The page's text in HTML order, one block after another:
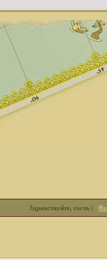
Здравствуйте, гость (